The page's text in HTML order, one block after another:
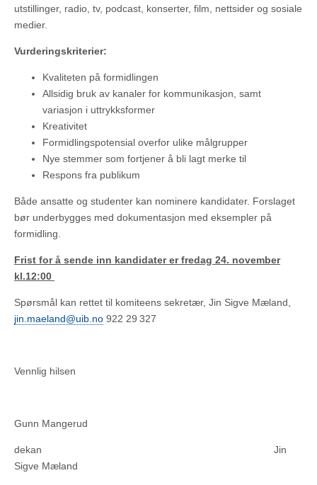
utstillinger, radio, tv, podcast, konserter, film, nettsider og sosiale
medier.
Vurderingskriterier:
Kvaliteten på formidlingen
Allsidig bruk av kanaler for kommunikasjon, samt
variasjon i uttrykksformer
Kreativitet
Formidlingspotensial overfor ulike målgrupper
Nye stemmer som fortjener å bli lagt merke til
Respons fra publikum
Både ansatte og studenter kan nominere kandidater. Forslaget
bør underbygges med dokumentasjon med eksempler på
formidling.
Frist for å sende inn kandidater er fredag 24. november
kl.12:00
Spørsmål kan rettet til komiteens sekretær, Jin Sigve Mæland,
jin.maeland@uib.no 922 29 327
Vennlig hilsen
Gunn Mangerud
dekan Jin
Sigve Mæland